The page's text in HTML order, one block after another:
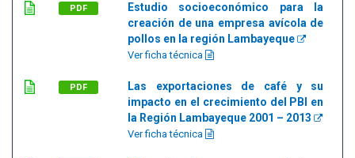
PDF
Estudio socioeconómico para la
creación de una empresa avícola de
pollos en la región Lambayeque
Ver ficha técnica
PDF
Las exportaciones de café y su
impacto en el crecimiento del PBI en
la Región Lambayeque 2001 – 2013
Ver ficha técnica